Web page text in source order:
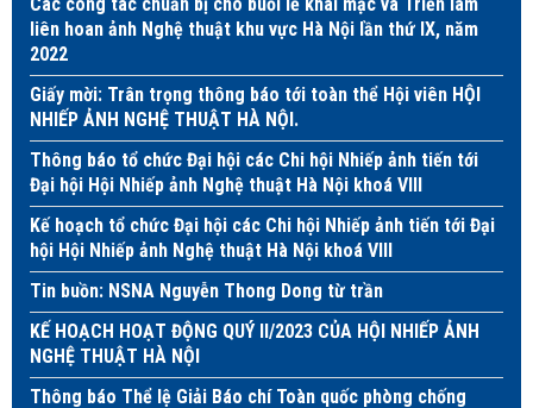
liên hoan ảnh Nghệ thuật khu vực Hà Nội lần thứ IX, năm
2022
Giấy mời: Trân trọng thông báo tới toàn thể Hội viên HỘI
NHIẾP ẢNH NGHỆ THUẬT HÀ NỘI.
Thông báo tổ chức Đại hội các Chi hội Nhiếp ảnh tiến tới
Đại hội Hội Nhiếp ảnh Nghệ thuật Hà Nội khoá VIII
Kế hoạch tổ chức Đại hội các Chi hội Nhiếp ảnh tiến tới Đại
hội Hội Nhiếp ảnh Nghệ thuật Hà Nội khoá VIII
Tin buồn: NSNA Nguyễn Thong Dong từ trần
KẾ HOẠCH HOẠT ĐỘNG QUÝ II/2023 CỦA HỘI NHIẾP ẢNH
NGHỆ THUẬT HÀ NỘI
Thông báo Thể lệ Giải Báo chí Toàn quốc phòng chống